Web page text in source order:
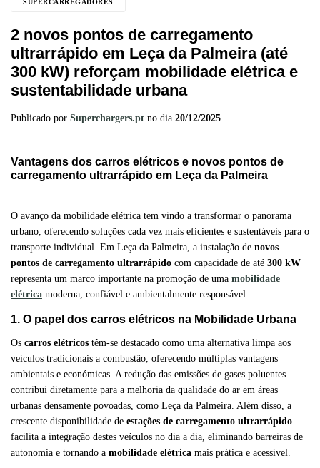
SUPERCARREGADORES
2 novos pontos de carregamento
ultrarrápido em Leça da Palmeira (até
300 kW) reforçam mobilidade elétrica e
sustentabilidade urbana
Publicado por Superchargers.pt no dia 20/12/2025
Vantagens dos carros elétricos e novos pontos de
carregamento ultrarrápido em Leça da Palmeira
O avanço da mobilidade elétrica tem vindo a transformar o panorama
urbano, oferecendo soluções cada vez mais eficientes e sustentáveis para o
transporte individual. Em Leça da Palmeira, a instalação de novos
pontos de carregamento ultrarrápido com capacidade de até 300 kW
representa um marco importante na promoção de uma mobilidade
elétrica moderna, confiável e ambientalmente responsável.
1. O papel dos carros elétricos na Mobilidade Urbana
Os carros elétricos têm-se destacado como uma alternativa limpa aos
veículos tradicionais a combustão, oferecendo múltiplas vantagens
ambientais e económicas. A redução das emissões de gases poluentes
contribui diretamente para a melhoria da qualidade do ar em áreas
urbanas densamente povoadas, como Leça da Palmeira. Além disso, a
crescente disponibilidade de estações de carregamento ultrarrápido
facilita a integração destes veículos no dia a dia, eliminando barreiras de
autonomia e tornando a mobilidade elétrica mais prática e acessível.